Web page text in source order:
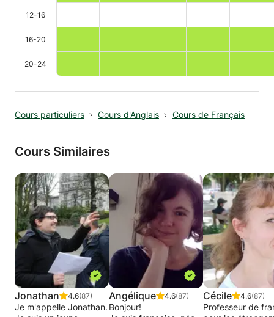
12-16
16-20
20-24
Cours particuliers Cours d'Anglais Cours de Français
Cours Similaires
Jonathan 4.6(87)
Je m'appelle Jonathan.
Angélique 4.6(87)
Bonjour!
Cécile 4.6(87)
Professeur de